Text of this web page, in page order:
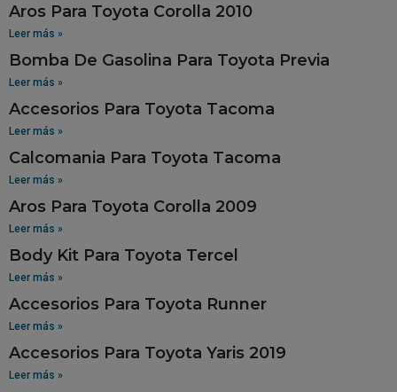
Aros Para Toyota Corolla 2010
Leer más »
Bomba De Gasolina Para Toyota Previa
Leer más »
Accesorios Para Toyota Tacoma
Leer más »
Calcomania Para Toyota Tacoma
Leer más »
Aros Para Toyota Corolla 2009
Leer más »
Body Kit Para Toyota Tercel
Leer más »
Accesorios Para Toyota Runner
Leer más »
Accesorios Para Toyota Yaris 2019
Leer más »